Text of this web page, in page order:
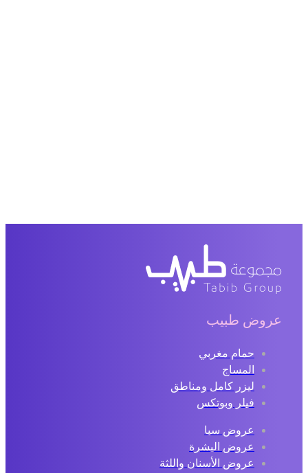
عروض طبيب
حمام مغربي
المساج
ليزر كامل ومناطق
فيلر وبوتكس
عروض سبا
عروض البشرة
عروض الأسنان واللثة